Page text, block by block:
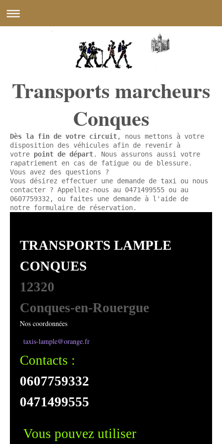
Transports marcheurs
Conques
Dès la fin de votre circuit, nous mettons à votre
disposition des véhicules afin de revenir à
votre point de départ. Nous assurons aussi votre
rapatriement en cas de fatigue ou de blessure.
Vous avez des questions ?
Vous désirez effectuer une demande de taxi ou nous
contacter ? Appellez-nous au 0471499555 ou au
0607759332, ou faites une demande à l'aide de
notre formulaire de réservation.
TRANSPORTS LAMPLE
CONQUES
12320
Conques-en-Rouergue
Nos coordonnées
taxis-lample@orange.fr
Contacts :
0607759332
0471499555
Vous pouvez utiliser